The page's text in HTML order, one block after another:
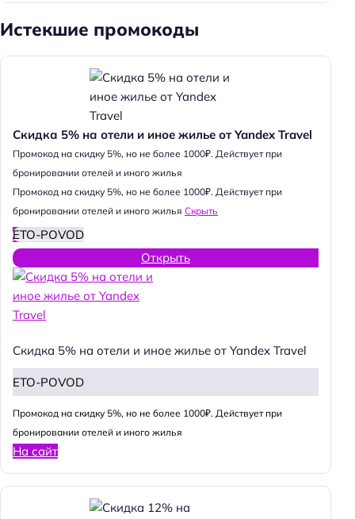
Истекшие промокоды
Скидка 5% на отели и иное жилье от Yandex Travel
Промокод на скидку 5%, но не более 1000₽. Действует при
бронировании отелей и иного жилья
Промокод на скидку 5%, но не более 1000₽. Действует при
бронировании отелей и иного жилья Скрыть
ETO-POVOD
Открыть
Скидка 5% на отели и иное жилье от Yandex Travel
ETO-POVOD
Промокод на скидку 5%, но не более 1000₽. Действует при
бронировании отелей и иного жилья
На сайт